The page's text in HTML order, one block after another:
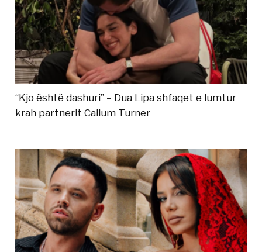
“Kjo është dashuri” – Dua Lipa shfaqet e lumtur
krah partnerit Callum Turner